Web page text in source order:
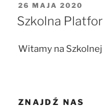
OPUBLIKOWANE
W
26 MAJA 2020
Szkolna
Witamy na
ZNAJDŹ NAS